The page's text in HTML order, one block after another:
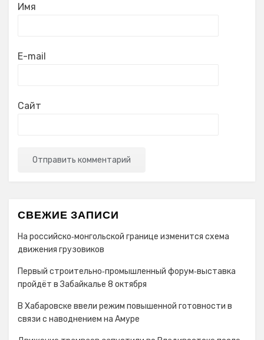
Имя
E-mail
Сайт
СВЕЖИЕ ЗАПИСИ
На российско‑монгольской границе изменится схема
движения грузовиков
Первый строительно‑промышленный форум‑выставка
пройдёт в Забайкалье 8 октября
В Хабаровске ввели режим повышенной готовности в
связи с наводнением на Амуре